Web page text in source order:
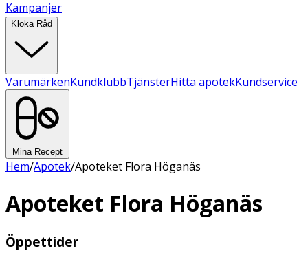
Kampanjer
Kloka Råd
VarumärkenKundklubbTjänsterHitta apotekKundservice
Mina Recept
Hem/Apotek/Apoteket Flora Höganäs
Apoteket Flora Höganäs
Öppettider